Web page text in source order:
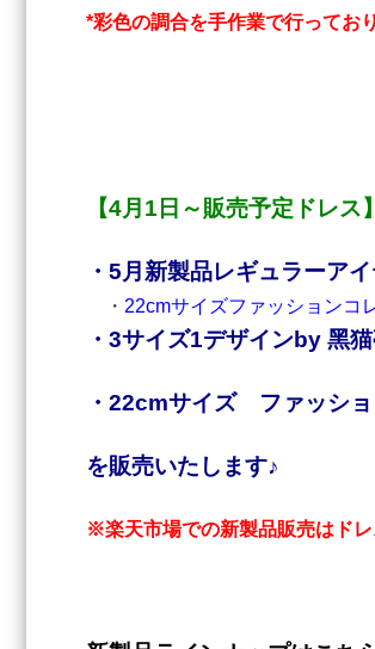
*彩色の調合を手作業で行ってお
【4月1日～販売予定ドレス】
・5月新製品レギュラーアイ
・ 22cmサイズファッションコ
・ 3サイズ1デザインby ⿊
・22cmサイズ ファッシ
を販売いたします♪
※楽天市場での新製品販売はドレ